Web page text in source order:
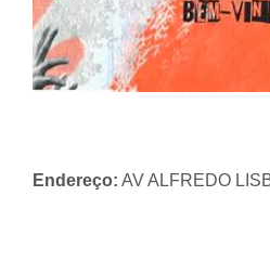
Endereço: AV ALFREDO